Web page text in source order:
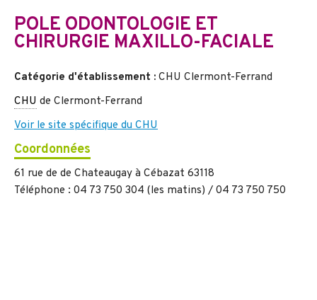
POLE ODONTOLOGIE ET
CHIRURGIE MAXILLO-FACIALE
Catégorie d'établissement : CHU Clermont-Ferrand
CHU de Clermont-Ferrand
Voir le site spécifique du CHU
Coordonnées
61 rue de de Chateaugay à Cébazat 63118
Téléphone : 04 73 750 304 (les matins) / 04 73 750 750